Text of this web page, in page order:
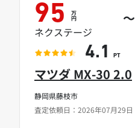
静岡県藤枝市
査定依頼日：2026年07月29日
マツダ MX-30 2.0
95 万
円 ～
ネクステージ
4.1 PT